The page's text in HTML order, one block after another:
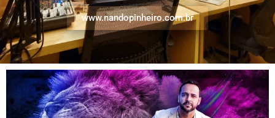
www.nandopinheiro.com.br